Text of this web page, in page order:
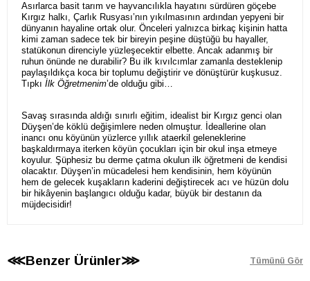
Asırlarca basit tarım ve hayvancılıkla hayatını sürdüren göçebe
Kırgız halkı, Çarlık Rusyası’nın yıkılmasının ardından yepyeni bir
dünyanın hayaline ortak olur. Önceleri yalnızca birkaç kişinin hatta
kimi zaman sadece tek bir bireyin peşine düştüğü bu hayaller,
statükonun direnciyle yüzleşecektir elbette. Ancak adanmış bir
ruhun önünde ne durabilir? Bu ilk kıvılcımlar zamanla desteklenip
paylaşıldıkça koca bir toplumu değiştirir ve dönüştürür kuşkusuz.
Tıpkı İlk Öğretmenim’de olduğu gibi…
Savaş sırasında aldığı sınırlı eğitim, idealist bir Kırgız genci olan
Düyşen’de köklü değişimlere neden olmuştur. İdeallerine olan
inancı onu köyünün yüzlerce yıllık ataerkil geleneklerine
başkaldırmaya iterken köyün çocukları için bir okul inşa etmeye
koyulur. Şüphesiz bu derme çatma okulun ilk öğretmeni de kendisi
olacaktır. Düyşen’in mücadelesi hem kendisinin, hem köyünün
hem de gelecek kuşakların kaderini değiştirecek acı ve hüzün dolu
bir hikâyenin başlangıcı olduğu kadar, büyük bir destanın da
müjdecisidir!
⋘Benzer Ürünler⋙ Tümünü Gör